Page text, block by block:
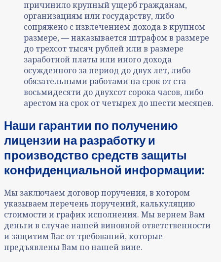
причинило крупный ущерб гражданам,
организациям или государству, либо
сопряжено с извлечением дохода в крупном
размере, — наказывается штрафом в размере
до трехсот тысяч рублей или в размере
заработной платы или иного дохода
осужденного за период до двух лет, либо
обязательными работами на срок от ста
восьмидесяти до двухсот сорока часов, либо
арестом на срок от четырех до шести месяцев.
Наши гарантии по получению
лицензии на разработку и
производство средств защиты
конфиденциальной информации:
Мы заключаем договор поручения, в котором
указываем перечень поручений, калькуляцию
стоимости и график исполнения. Мы вернем Вам
деньги в случае нашей виновной ответственности
и защитим Вас от требований, которые
предъявлены Вам по нашей вине.